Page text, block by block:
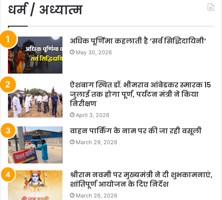
धर्म / अध्यात्म
अधिक पूर्णिमा कहलाती है ‘सर्व सिद्धिदायिनी’
May 30, 2026
ऐशबाग स्थित डॉ. भीमराव आंबेडकर स्मारक 15
जुलाई तक होगा पूर्ण, पर्यटन मंत्री ने किया
निरीक्षण
April 3, 2026
वाहन पार्किंग के नाम पर की जा रही वसूली
March 29, 2026
श्रीराम नवमी पर मुख्यमंत्री ने दी शुभकामनाएं,
शांतिपूर्ण आयोजन के दिए निर्देश
March 26, 2026